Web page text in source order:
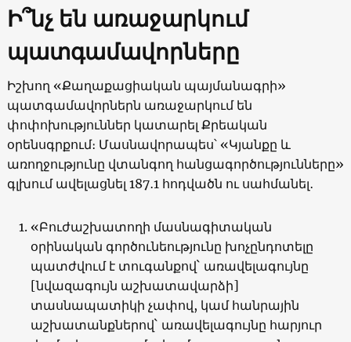
Ի՞նչ են առաջարկում
պատգամավորները
Իշխող «Քաղաքացիական պայմանագրի»
պատգամավորներն առաջարկում են
փոփոխություններ կատարել Քրեական
օրենսգրքում։ Մասնավորապես՝ «Կյանքը և
առողջությունը վտանգող հանցագործությունները»
գլխում ավելացնել 187․1 հոդվածն ու սահմանել․
«Բուժաշխատողի մասնագիտական
օրինական գործունեությունը խոչընդոտելը
պատժվում է տուգանքով` առավելագույնը
[նվազագույն աշխատավարձի]
տասնապատիկի չափով, կամ հանրային
աշխատանքներով` առավելագույնը հարյուր